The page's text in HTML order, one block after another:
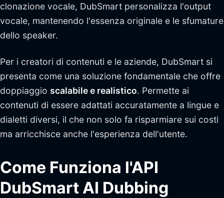
clonazione vocale, DubSmart personalizza l'output
vocale, mantenendo l'essenza originale e le sfumature
dello speaker.
Per i creatori di contenuti e le aziende, DubSmart si
presenta come una soluzione fondamentale che offre
doppiaggio scalabile e realistico. Permette ai
contenuti di essere adattati accuratamente a lingue e
dialetti diversi, il che non solo fa risparmiare sui costi
ma arricchisce anche l'esperienza dell'utente.
Come Funziona l'API
DubSmart AI Dubbing